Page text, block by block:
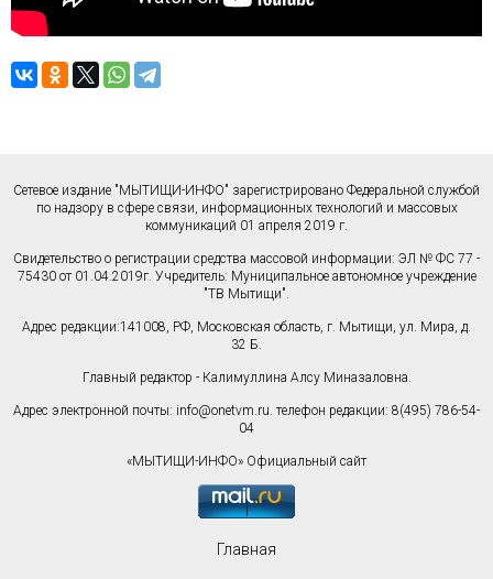
Сетевое издание "МЫТИЩИ-ИНФО" зарегистрировано Федеральной службой
по надзору в сфере связи, информационных технологий и массовых
коммуникаций 01 апреля 2019 г.
Свидетельство о регистрации средства массовой информации: ЭЛ № ФС 77 -
75430 от 01.04.2019г. Учредитель: Муниципальное автономное учреждение
"ТВ Мытищи".
Адрес редакции:141008, РФ, Московская область, г. Мытищи, ул. Мира, д.
32 Б.
Главный редактор - Калимуллина Алсу Миназаловна.
Адрес электронной почты: info@onetvm.ru. телефон редакции: 8(495) 786-54-
04
«МЫТИЩИ-ИНФО» Официальный сайт
Главная